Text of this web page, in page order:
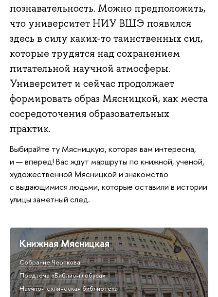
познавательность. Можно предположить,
что университет НИУ ВШЭ появился
здесь в силу каких-то таинственных сил,
которые трудятся над сохранением
питательной научной атмосферы.
Университет и сейчас продолжает
формировать образ Мясницкой, как места
сосредоточения образовательных
практик.
Выбирайте ту Мясницкую, которая вам интересна,
и — вперед! Вас ждут маршруты по книжной, ученой,
художественной Мясницкой и знакомство
с выдающимися людьми, которые оставили в истории
улицы заметный след.
Книжная Мясницкая
Собрание Черткова
Предтеча «Библио-глобуса»
Научно-техническая библиотека